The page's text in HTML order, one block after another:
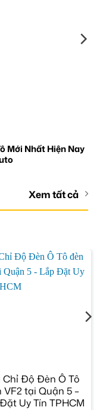
Mới Nhất Hiện Nay
Xem tất cả
Độ Đèn Ô Tô
VF2 tại Quận 5 –
Uy Tín TPHCM